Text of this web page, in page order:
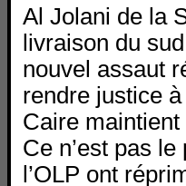
Al Jolani de la
livraison du
nouvel assaut
rendre justice
Caire
Ce n’est pas
l’OLP ont